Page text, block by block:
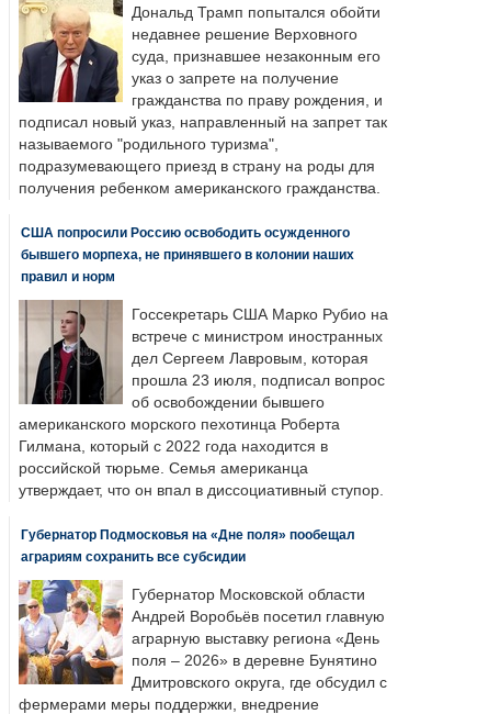
Дональд Трамп попытался обойти
недавнее решение Верховного
суда, признавшее незаконным его
указ о запрете на получение
гражданства по праву рождения, и
подписал новый указ, направленный на запрет так
называемого "родильного туризма",
подразумевающего приезд в страну на роды для
получения ребенком американского гражданства.
США попросили Россию освободить осужденного
бывшего морпеха, не принявшего в колонии наших
правил и норм
Госсекретарь США Марко Рубио на
встрече с министром иностранных
дел Сергеем Лавровым, которая
прошла 23 июля, подписал вопрос
об освобождении бывшего
американского морского пехотинца Роберта
Гилмана, который с 2022 года находится в
российской тюрьме. Семья американца
утверждает, что он впал в диссоциативный ступор.
Губернатор Подмосковья на «Дне поля» пообещал
аграриям сохранить все субсидии
Губернатор Московской области
Андрей Воробьёв посетил главную
аграрную выставку региона «День
поля – 2026» в деревне Бунятино
Дмитровского округа, где обсудил с
фермерами меры поддержки, внедрение